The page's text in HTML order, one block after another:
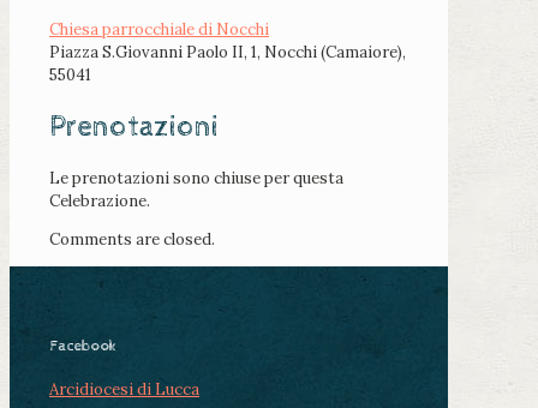
Chiesa parrocchiale di Nocchi
Piazza S.Giovanni Paolo II, 1, Nocchi (Camaiore),
55041
Prenotazioni
Le prenotazioni sono chiuse per questa
Celebrazione.
Comments are closed.
Facebook
Arcidiocesi di Lucca